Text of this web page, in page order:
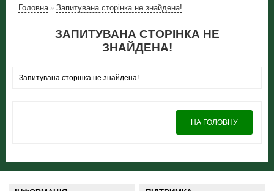
Головна » Запитувана сторінка не знайдена!
ЗАПИТУВАНА СТОРІНКА НЕ
ЗНАЙДЕНА!
Запитувана сторінка не знайдена!
НА ГОЛОВНУ